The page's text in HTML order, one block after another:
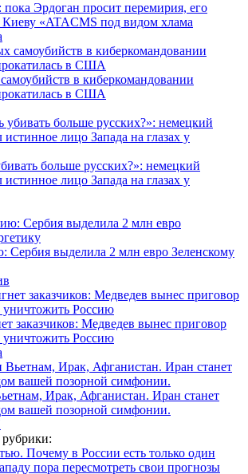
Эрдоган просит перемирия, его
«ATACMS под видом хлама
в киберкомандовании
в США
больше русских?»: немецкий
лицо Запада на глазах у
Сербия выделила 2 млн евро Зеленскому
заказчиков: Медведев вынес приговор
уничтожить Россию
Ирак, Афганистан. Иран станет
вашей позорной симфонии.